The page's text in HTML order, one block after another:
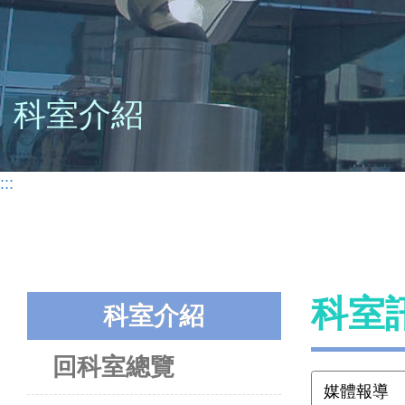
科室介紹
:::
科室介紹
回科室總覽
科室